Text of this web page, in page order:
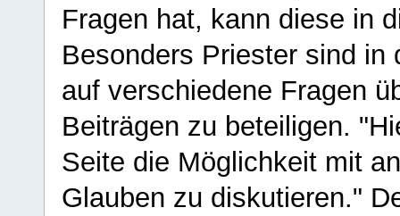
Fragen hat, kann diese in
Besonders Priester sind in
auf verschiedene Fragen
Beiträgen zu beteiligen.
Seite die Möglichkeit mit
Glauben zu diskutieren."